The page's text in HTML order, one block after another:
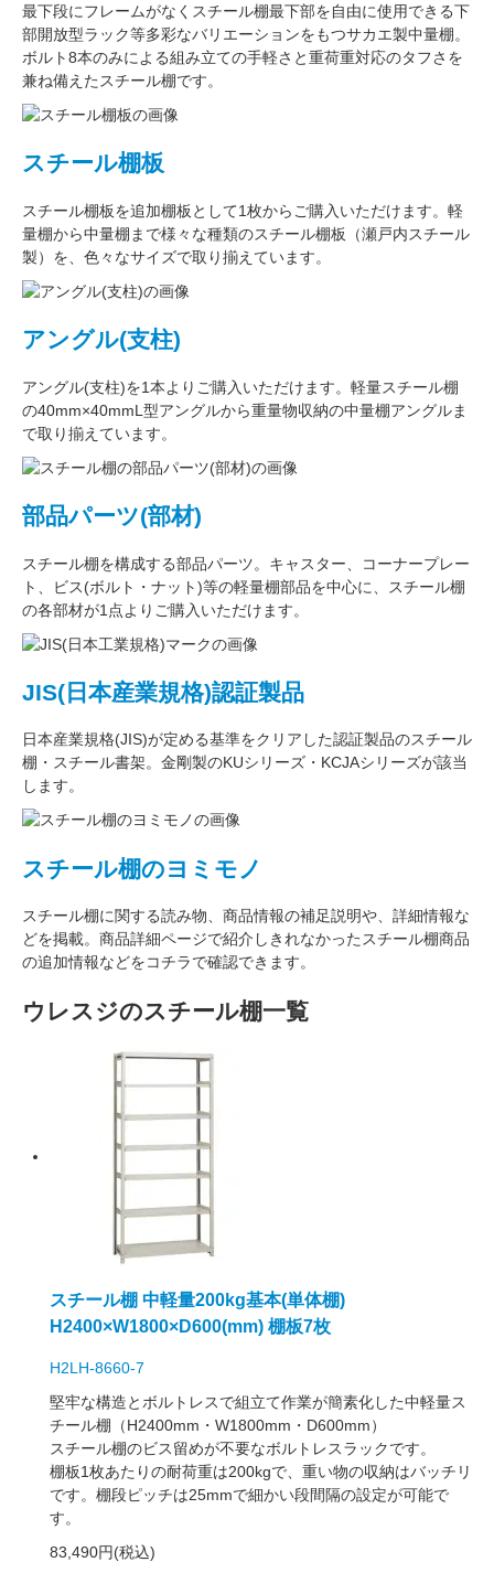
最下段にフレームがなくスチール棚最下部を自由に使用できる下
部開放型ラック等多彩なバリエーションをもつサカエ製中量棚。
ボルト8本のみによる組み立ての手軽さと重荷重対応のタフさを
兼ね備えたスチール棚です。
スチール棚板
スチール棚板を追加棚板 として1枚からご購入いただけます。軽
量棚から中量棚まで様々な種類のスチール棚板（瀬戸内スチール
製）を、色々なサイズで取り揃えています。
アングル(支柱)
アングル(支柱)を1本よりご購入いただけます。軽量スチール棚
の40mm×40mmL型アングルから重量物収納の中量棚アングルま
で取り揃えています。
部品パーツ(部材)
スチール棚を構成する部品パーツ。 キャスター
コーナープレー
ト
ビス(ボルト・ナット)等の軽量棚部品を中心に、スチール棚
の各部材が1点よりご購入いただけます。
JIS(日本産業規格)認証製品
日本産業規格(JIS)が定める基準をクリアした認証製品のスチール
棚・スチール書架。金剛製のKUシリーズ・KCJAシリーズが該当
します。
スチール棚のヨミモノ
スチール棚に関する読み物、商品情報の補足説明や、詳細情報な
どを掲載。商品詳細ページで紹介しきれなかったスチール棚商品
の追加情報などをコチラで確認できます。
ウレスジのスチール棚一覧
スチール棚 中軽量200kg基本(単体棚)
H2400×W1800×D600(mm) 棚板7枚
H2LH-8660-7
堅牢な構造とボルトレスで組立て作業が簡素化した中軽量ス
チール棚（H2400mm・W1800mm・D600mm）
スチール棚のビス留めが不要なボルトレスラックです。
棚板1枚あたりの耐荷重は200kgで、重い物の収納はバッチリ
です。棚段ピッチは25mmで細かい段間隔の設定が可能で
す。
83,490円(税込)